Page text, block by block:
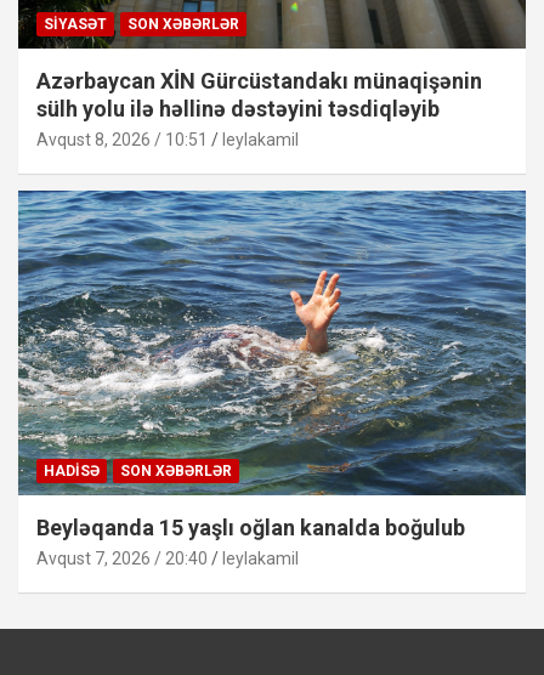
SIYASƏT SON XƏBƏRLƏR
Azərbaycan XİN Gürcüstandakı münaqişənin
sülh yolu ilə həllinə dəstəyini təsdiqləyib
Avqust 8, 2026 / 10:51 leylakamil
HADISƏ SON XƏBƏRLƏR
Beyləqanda 15 yaşlı oğlan kanalda boğulub
Avqust 7, 2026 / 20:40 leylakamil